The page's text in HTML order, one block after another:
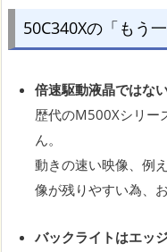
50C340Xの「もう
倍速駆動液晶ではな
歴代のM500Xシリー
ん。
動きの速い映像、例
像が残りやすい為、
バックライトはエッ